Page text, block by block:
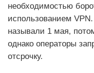
необходимостью
использованием
называли 1 мая,
однако операторы
отсрочку.